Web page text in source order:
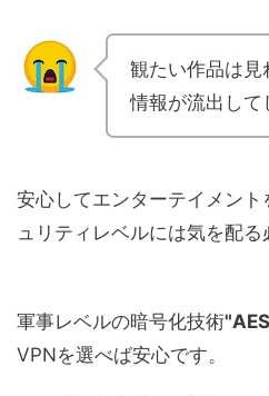
観たい作品は見
情報が流出し
安心してエンターテイメン
ュリティレベルには気を配る
軍事レベルの暗号化技術
VPNを選べば安心です。